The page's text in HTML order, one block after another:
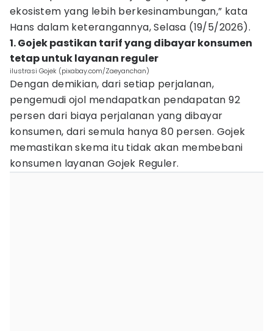
ekosistem yang lebih berkesinambungan,” kata
Hans dalam keterangannya, Selasa (19/5/2026).
1. Gojek pastikan tarif yang dibayar konsumen
tetap untuk layanan reguler
ilustrasi Gojek (pixabay.com/Zaeyanchan)
Dengan demikian, dari setiap perjalanan,
pengemudi ojol mendapatkan pendapatan 92
persen dari biaya perjalanan yang dibayar
konsumen, dari semula hanya 80 persen. Gojek
memastikan skema itu tidak akan membebani
konsumen layanan Gojek Reguler.